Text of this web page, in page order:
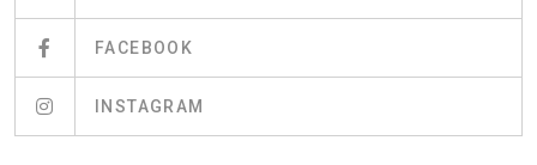
FACEBOOK
INSTAGRAM